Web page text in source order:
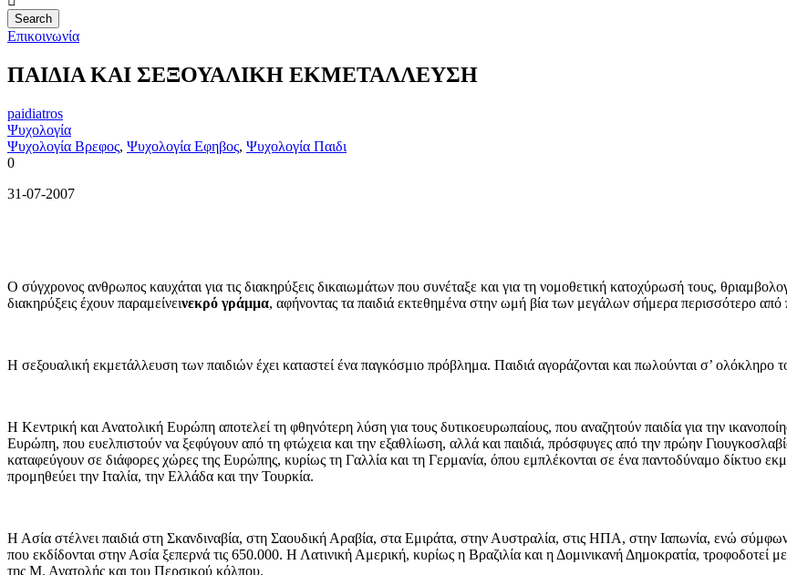
Επικοινωνία
ΠΑΙΔΙΑ ΚΑΙ ΣΕΞΟΥΑΛΙΚΗ ΕΚΜΕΤΑΛΛΕΥΣΗ
paidiatros
Ψυχολογία
Ψυχολογία Βρεφος, Ψυχολογία Εφηβος, Ψυχολογία Παιδι
0
31-07-2007
Ο σύγχρονος ανθρωπος καυχάται για τις διακηρύξεις δικαιωμάτων που συνέταξε και για τη νομοθετική κατοχύρωσή τους,
διακηρύξεις έχουν παραμείνεινεκρό γράμμα, αφήνοντας τα παιδιά εκτεθημένα στην ωμή βία των μεγάλων σήμερα περισσότερο από
Η σεξουαλική εκμετάλλευση των παιδιών έχει καταστεί ένα παγκόσμιο πρόβλημα. Παιδιά αγοράζονται και πωλούνται σ’ ολόκληρο
Η Κεντρική και Ανατολική Ευρώπη αποτελεί τη φθηνότερη λύση για τους δυτικοευρωπαίους, που αναζητούν παιδία για την
Ευρώπη, που ευελπιστούν να ξεφύγουν από τη φτώχεια και την εξαθλίωση, αλλά και παιδιά, πρόσφυγες από την πρώην
καταφεύγουν σε διάφορες χώρες της Ευρώπης, κυρίως τη Γαλλία και τη Γερμανία, όπου εμπλέκονται σε ένα παντοδύναμο δίκτυο
προμηθεύει την Ιταλία, την Ελλάδα και την Τουρκία.
Η Ασία στέλνει παιδιά στη Σκανδιναβία, στη Σαουδική Αραβία, στα Εμιράτα, στην Αυστραλία, στις ΗΠΑ, στην Ιαπωνία, ενώ
που εκδίδονται στην Ασία ξεπερνά τις 650.000. Η Λατινική Αμερική, κυρίως η Βραζιλία και η Δομινικανή Δημοκρατία, τροφοδοτεί
της Μ. Ανατολής και του Περσικού κόλπου.